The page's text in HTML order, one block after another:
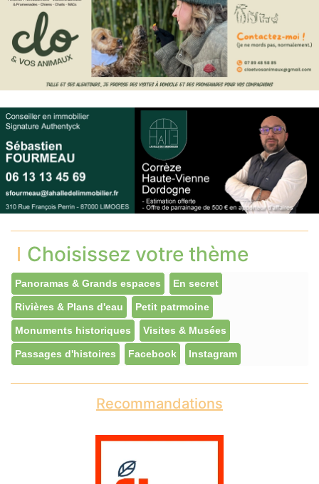
Choisissez votre thème
Panoramas & Grands espaces En secret
Rivières & Plans d'eau Petit patrmoine
Monuments historiques Visites & Musées
Passages d'histoires Facebook Instagram
Recommandations